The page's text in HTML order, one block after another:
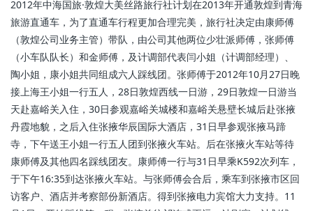
2012年中海国旅·敦煌大美丝路旅行社计划在2013年开通敦煌到青海
旅游直通车，为了直通车行程更加合理完美， 旅行社决定由康师傅
（敦煌公司业务主管）带队，由公司其他两位少壮派师傅，张师傅
（小车队队长）和金师傅，及计调部代表闫小姐（计调部经理）、
陶小姐，康小姐共同组成六人踩线团。张师傅于2012年10月27日晚
接上海王小姐一行五人，28日敦煌西线一日游，29日敦煌一日游当
天赴嘉峪关入住，30日参观嘉峪关城楼和嘉峪关悬壁长城后赴张掖
丹霞地貌，之后入住张掖华辰国际大酒店，31日早参观张掖马蹄
寺，下午送王小姐一行五人团到张掖火车站。后在张掖火车站等待
康师傅及其他四名踩线团友。康师傅一行与31日早乘K592次列车，
于下午16:35到达张掖火车站。与张师傅会合后，乘车到张掖市区回
访客户、酒店并考察部份新酒店。得到张掖电力宾馆大力支持。11